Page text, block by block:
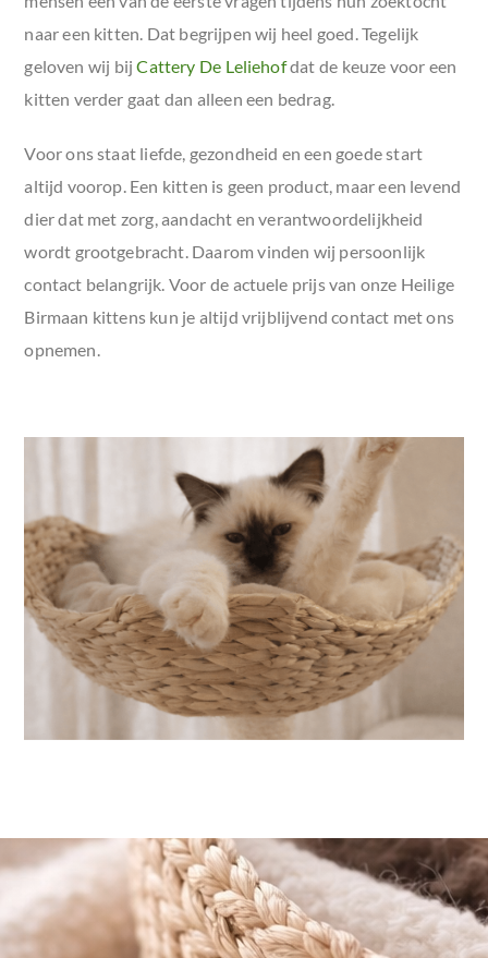
naar een kitten. Dat begrijpen wij heel goed. Tegelijk
geloven wij bijCattery De Leliehofdat de keuze voor een
kitten verder gaat dan alleen een bedrag.
Voor ons staat liefde, gezondheid en een goede start
altijd voorop. Een kitten is geen product, maar een levend
dier dat met zorg, aandacht en verantwoordelijkheid
wordt grootgebracht. Daarom vinden wij persoonlijk
contact belangrijk. Voor de actuele prijs van onze Heilige
Birmaan kittens kun je altijd vrijblijvend contact met ons
opnemen.